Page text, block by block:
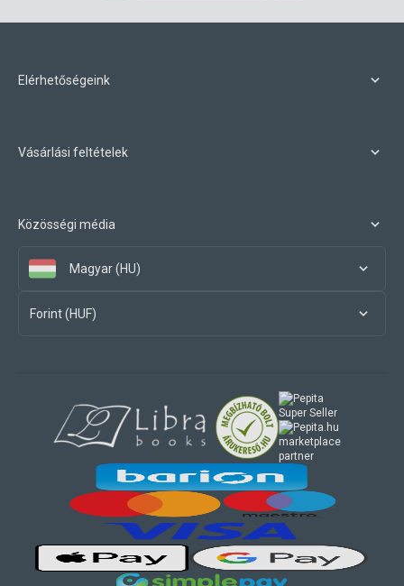
Elérhetőségeink
Vásárlási feltételek
Közösségi média
Magyar (HU)
Forint (HUF)
marketplace
partner